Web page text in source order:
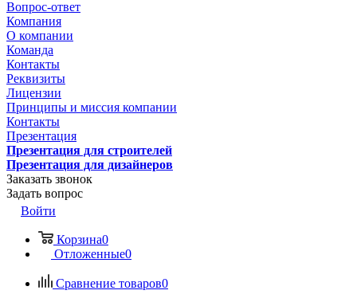
Вопрос-ответ
Компания
О компании
Команда
Контакты
Реквизиты
Лицензии
Принципы и миссия компании
Контакты
Презентация
Презентация для строителей
Презентация для дизайнеров
Заказать звонок
Задать вопрос
Войти
Корзина0
Отложенные0
Сравнение товаров0